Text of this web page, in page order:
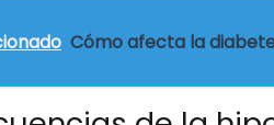
Cómo afecta la